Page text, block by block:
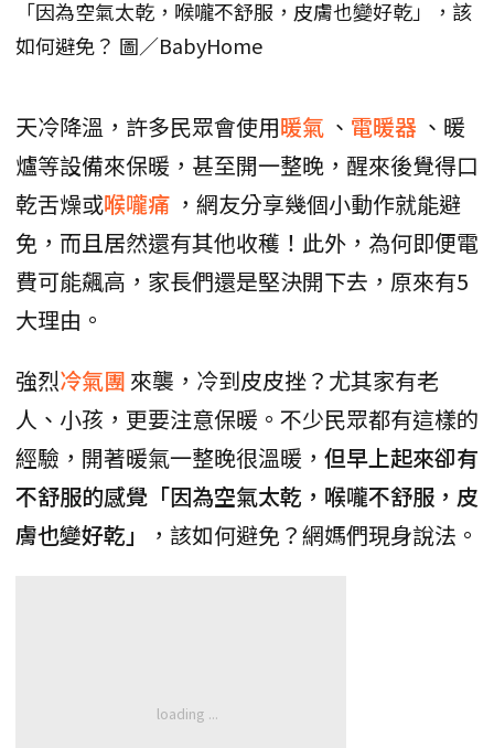
「因為空氣太乾，喉嚨不舒服，皮膚也變好乾」，該
如何避免？ 圖／BabyHome
天冷降溫，許多民眾會使用暖氣 、 電暖器 、暖
爐等設備來保暖，甚至開一整晚，醒來後覺得口
乾舌燥或喉嚨痛 ，網友分享幾個小動作就能避
免，而且居然還有其他收穫！此外，為何即便電
費可能飆高，家長們還是堅決開下去，原來有5
大理由。
強烈冷氣團 來襲，冷到皮皮挫？尤其家有老
人、小孩，更要注意保暖。不少民眾都有這樣的
經驗，開著暖氣一整晚很溫暖， 但早上起來卻有
不舒服的感覺「因為空氣太乾，喉嚨不舒服，皮
膚也變好乾」
，該如何避免？網媽們現身說法。